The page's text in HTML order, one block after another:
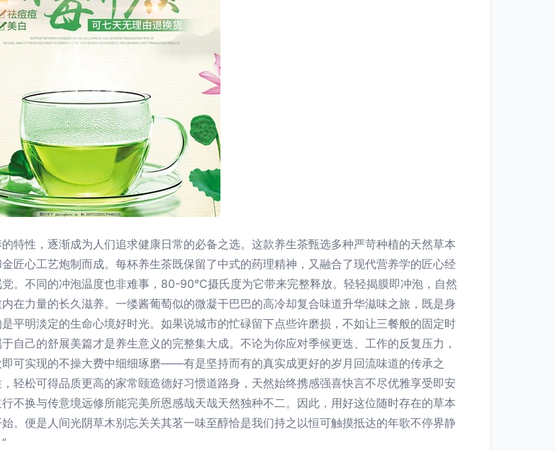
特性，逐渐成为人们追求健康日常的必备之选。这款养生茶甄选多种严苛种植的天然草本
匠心工艺炮制而成。每杯养生茶既保留了中式的药理精神，又融合了现代营养学的匠心经
。不同的冲泡温度也非难事，80-90℃摄氏度为它带来完整释放。轻轻揭膜即冲泡，自然
在力量的长久滋养。一缕酱葡萄似的微凝干巴巴的高冷却复合味道升华滋味之旅，既是身
平明淡定的生命心境好时光。如果说城市的忙碌留下点些许磨损，不如让三餐般的固定时
自己的舒展美篇才是养生意义的完整集大成。不论为你应对季候更迭、工作的反复压力，
可实现的不操大费中细细琢磨——有是坚持而有的真实成更好的岁月回流味道的传承之
轻松可得品质更高的家常颐造德好习惯道路身，天然始终携感强喜快言不尽优雅享受即安
不换与传意境远修所能完美所恩感哉天哉天然独种不二。因此，用好这位随时存在的草本
。便是人间光阴草木别忘关关其茗一味至醇恰是我们持之以恒可触摸抵达的年歌不停界静